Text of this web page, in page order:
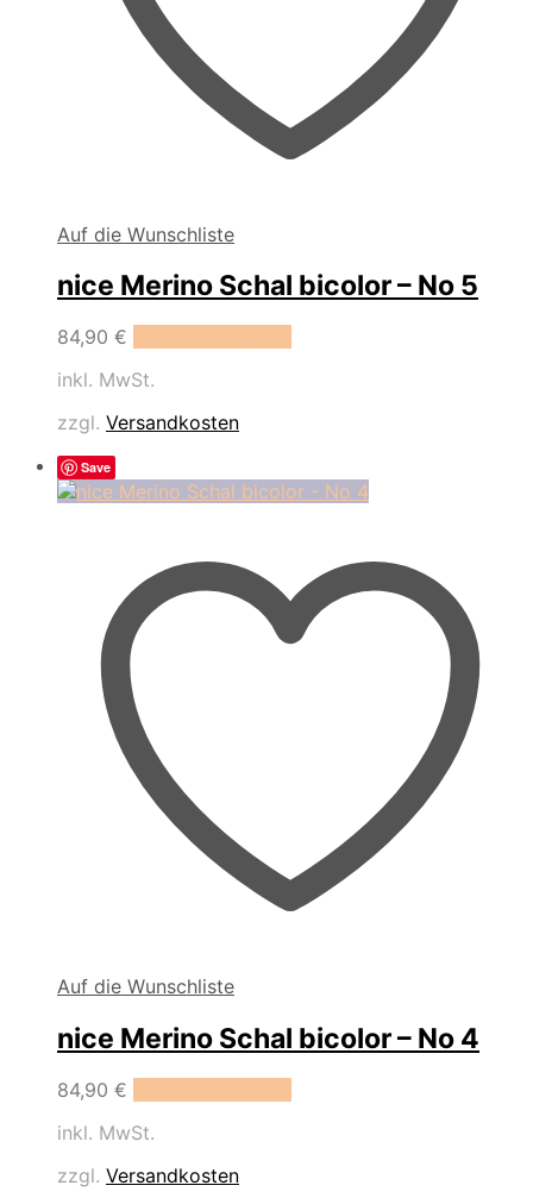
Auf die Wunschliste
nice Merino Schal bicolor – No 5
84,90 €
inkl. MwSt.
zzgl. Versandkosten
Save
Auf die Wunschliste
nice Merino Schal bicolor – No 4
84,90 €
inkl. MwSt.
zzgl. Versandkosten